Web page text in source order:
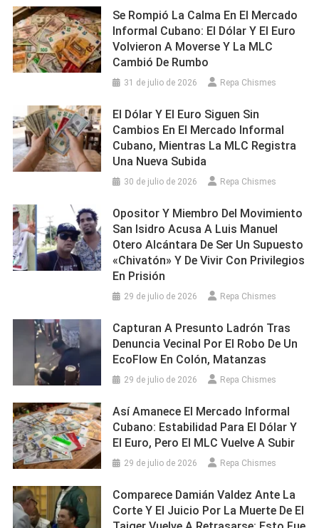
Se Rompió La Calma En El Mercado
Informal Cubano: El Dólar Y El Euro
Volvieron A Moverse Y La MLC
Cambió De Rumbo
31 de julio de 2026 Repa Chismes
El Dólar Y El Euro Siguen Sin
Cambios En El Mercado Informal
Cubano, Mientras La MLC Registra
Una Nueva Subida
30 de julio de 2026 Repa Chismes
Opositor Y Miembro Del Movimiento
San Isidro Acusa A Luis Manuel
Otero Alcántara De Ser Un Supuesto
«chivatón» Y De Vivir Con Privilegios
En Prisión
29 de julio de 2026 Repa Chismes
Capturan A Presunto Ladrón Tras
Denuncia Vecinal Por El Robo De Un
EcoFlow En Colón, Matanzas
29 de julio de 2026 Repa Chismes
Así Amanece El Mercado Informal
Cubano: Estabilidad Para El Dólar Y
El Euro, Pero El MLC Vuelve A Subir
29 de julio de 2026 Repa Chismes
Comparece Damián Valdez Ante La
Corte Y El Juicio Por La Muerte De El